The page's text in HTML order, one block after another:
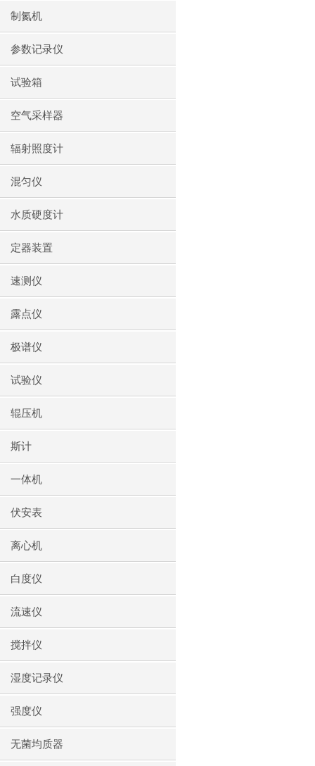
制氮机
参数记录仪
试验箱
空气采样器
辐射照度计
混匀仪
水质硬度计
定器装置
速测仪
露点仪
极谱仪
试验仪
辊压机
斯计
一体机
伏安表
离心机
白度仪
流速仪
搅拌仪
湿度记录仪
强度仪
无菌均质器